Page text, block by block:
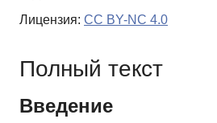
Лицензия: CC BY-NC 4.0
Полный текст
Введение